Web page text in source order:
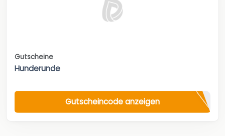
Gutscheine
Hunderunde
Gutscheincode anzeigen